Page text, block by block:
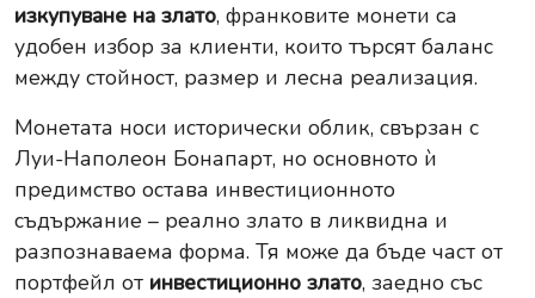
изкупуване на злато, франковите монети са
удобен избор за клиенти, които търсят баланс
между стойност, размер и лесна реализация.
Монетата носи исторически облик, свързан с
Луи-Наполеон Бонапарт, но основното ѝ
предимство остава инвестиционното
съдържание – реално злато в ликвидна и
разпознаваема форма. Тя може да бъде част от
портфейл от инвестиционно злато, заедно със